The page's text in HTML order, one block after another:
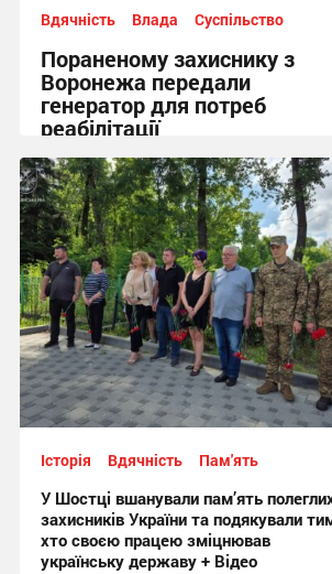
Вдячність Влада Суспільство
Пораненому захиснику з
Воронежа передали
генератор для потреб
реабілітації
12:21, 5.08.2026
Історія Вдячність Пам'ять
У Шостці вшанували пам’ять
захисників України та подякували
хто своєю працею зміцнював
українську державу + Відео